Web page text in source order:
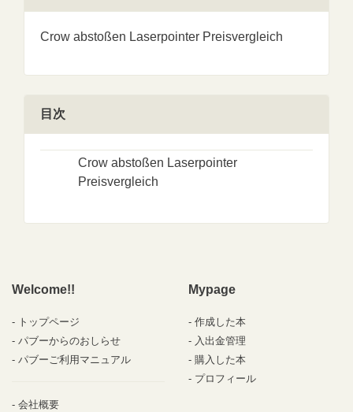
Crow abstoßen Laserpointer Preisvergleich
目次
Crow abstoßen Laserpointer
Preisvergleich
Welcome!!
トップページ
パブーからのおしらせ
パブーご利用マニュアル
会社概要
Mypage
作成した本
入出金管理
購入した本
プロフィール